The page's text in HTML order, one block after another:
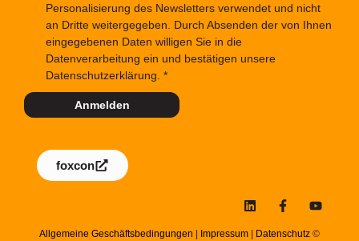
Personalisierung des Newsletters verwendet und nicht
an Dritte weitergegeben. Durch Absenden der von Ihnen
eingegebenen Daten willigen Sie in die
Datenverarbeitung ein und bestätigen unsere
Datenschutzerklärung.
Anmelden
foxcon
Allgemeine Geschäftsbedingungen Impressum Datenschutz ©